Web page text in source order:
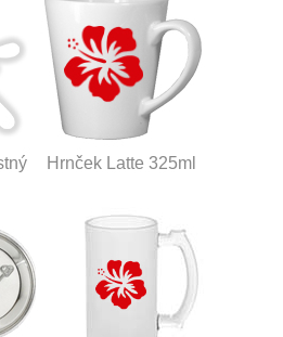
Hrnček Latte 325ml